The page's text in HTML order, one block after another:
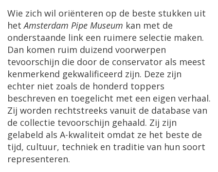
Wie zich wil oriënteren op de beste stukken uit
hetAmsterdam Pipe Museum kan met de
onderstaande link een ruimere selectie maken.
Dan komen ruim duizend voorwerpen
tevoorschijn die door de conservator als meest
kenmerkend gekwalificeerd zijn. Deze zijn
echter niet zoals de honderd toppers
beschreven en toegelicht met een eigen verhaal.
Zij worden rechtstreeks vanuit de database van
de collectie tevoorschijn gehaald. Zij zijn
gelabeld als A-kwaliteit omdat ze het beste de
tijd, cultuur, techniek en traditie van hun soort
representeren.